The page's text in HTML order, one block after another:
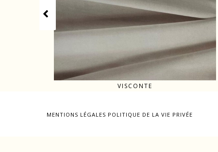
VISCONTE
MENTIONS LÉGALES POLITIQUE DE LA VIE PRIVÉE